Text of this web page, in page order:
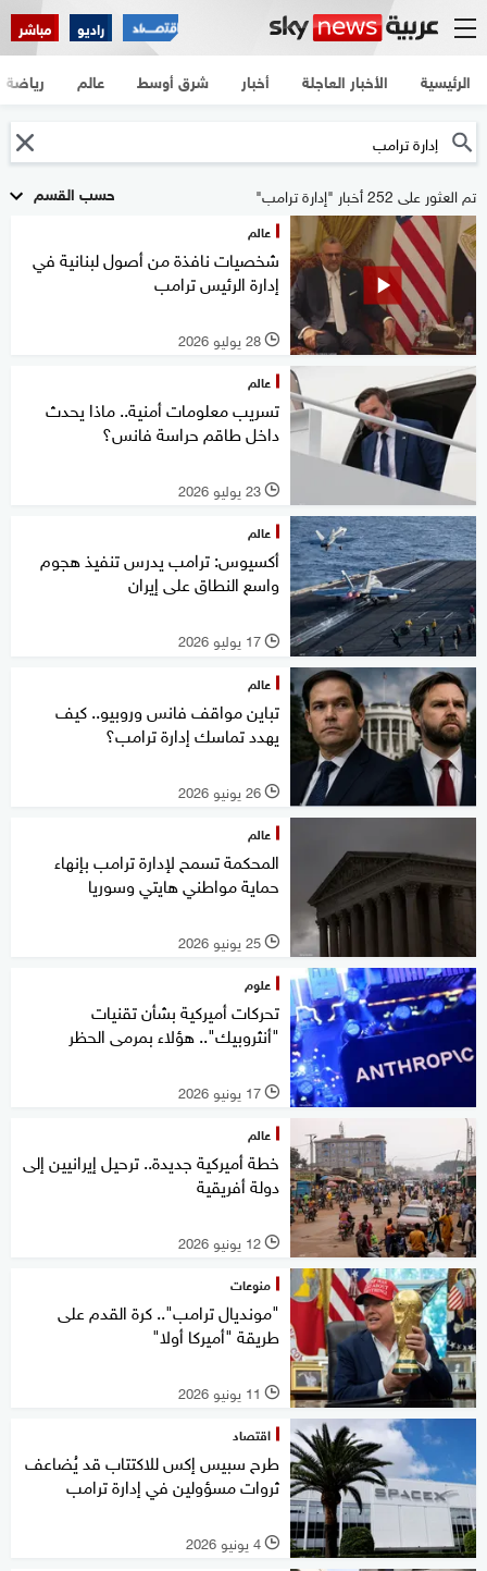
راديو مباشر
الرئيسية الأخبار العاجلة أخبار شرق أوسط عالم رياضة
حسب القسم تم العثور على 252 أخبار "إدارة ترامب"
عالم
شخصيات نافذة من أصول لبنانية في
إدارة الرئيس ترامب
l 28 يوليو 2026
عالم
تسريب معلومات أمنية.. ماذا يحدث
داخل طاقم حراسة فانس؟
l 23 يوليو 2026
عالم
أكسيوس: ترامب يدرس تنفيذ هجوم
واسع النطاق على إيران
l 17 يوليو 2026
عالم
تباين مواقف فانس وروبيو.. كيف
يهدد تماسك إدارة ترامب؟
l 26 يونيو 2026
عالم
المحكمة تسمح لإدارة ترامب بإنهاء
حماية مواطني هايتي وسوريا
l 25 يونيو 2026
علوم
تحركات أميركية بشأن تقنيات
"أنثروبيك".. هؤلاء بمرمى الحظر
l 17 يونيو 2026
عالم
خطة أميركية جديدة.. ترحيل إيرانيين إلى
دولة أفريقية
l 12 يونيو 2026
منوعات
"مونديال ترامب".. كرة القدم على
طريقة "أميركا أولا"
l 11 يونيو 2026
اقتصاد
طرح سبيس إكس للاكتتاب قد يُضاعف
ثروات مسؤولين في إدارة ترامب
l 4 يونيو 2026